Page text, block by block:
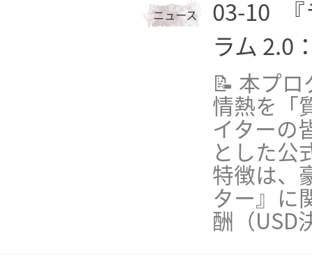
ニュース 03-10
ラム 2.0
📝 本プ
情熱を「
イターの
とした公
特徴は、
ター』に
酬（USD